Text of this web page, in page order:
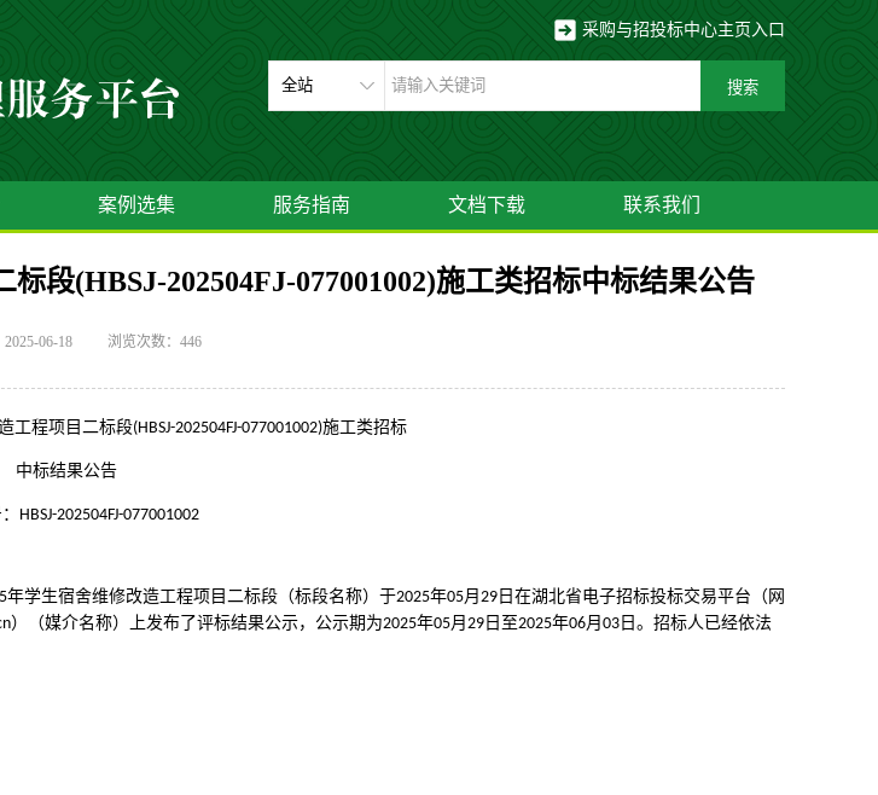
采购与招投标中心主页入口
案例选集 服务指南 文档下载 联系我们
段(HBSJ-202504FJ-077001002)施工类招标中标结果公告
06-18 浏览次数： 446
工程项目二标段(HBSJ-202504FJ-077001002)施工类招标
中标结果公告
HBSJ-202504FJ-077001002
年学生宿舍维修改造工程项目二标段（标段名称）于2025年05月 29 日在湖北省电子招标投标交易平台（网
）（媒介名称）上发布了评标结果公示，公示期为2025年05月 29 日至2025年06月 03 日。招标人已经依法